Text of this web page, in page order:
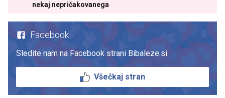
nekaj nepričakovanega
Facebook
Sledite nam na Facebook strani Bibaleze.si
Všečkaj stran